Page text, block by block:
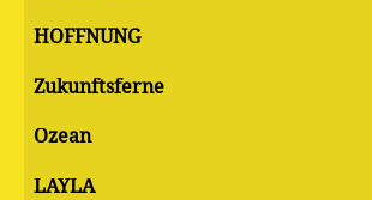
HOFFNUNG
Zukunftsferne
Ozean
LAYLA